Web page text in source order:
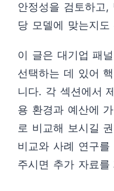
안정성을 검토하고,
당 모델에 맞는지
이 글은 대기업 패
선택하는 데 있어
니다. 각 섹션에서
용 환경과 예산에
로 비교해 보시길
비교와 사례 연구를
주시면 추가 자료를